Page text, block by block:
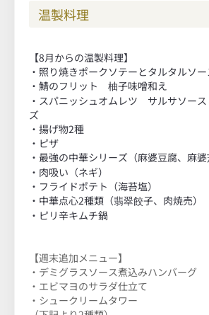
温製料理
【8月からの温製料理】
・照り焼きポークソテーとタルタルソー
・鯖のフリット 柚子味噌和え
・スパニッシュオムレツ サルサソー
ズ
・揚げ物2種
・ピザ
・最強の中華シリーズ（麻婆豆腐、麻
・肉吸い（ネギ）
・フライドポテト（海苔塩）
・中華点心2種類（翡翠餃子、肉焼売）
・ピリ辛キムチ鍋
【週末追加メニュー】
・デミグラスソース煮込みハンバーグ
・エビマヨのサラダ仕立て
・シュークリームタワー